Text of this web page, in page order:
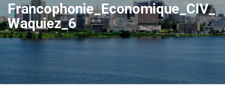
Francophonie_Economique_CIV_
Waquiez_6